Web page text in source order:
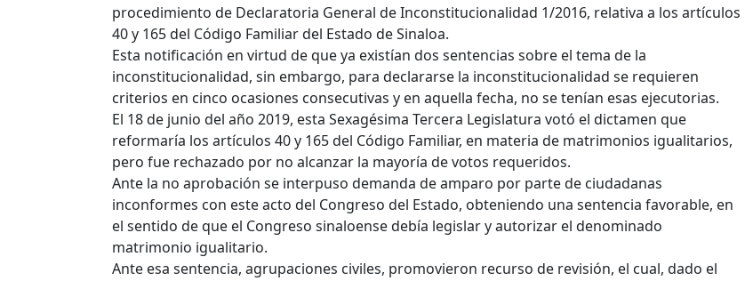
procedimiento de Declaratoria General de Inconstitucionalidad 1/2016, relativa a los artículos
40 y 165 del Código Familiar del Estado de Sinaloa.
Esta notificación en virtud de que ya existían dos sentencias sobre el tema de la
inconstitucionalidad, sin embargo, para declararse la inconstitucionalidad se requieren
criterios en cinco ocasiones consecutivas y en aquella fecha, no se tenían esas ejecutorias.
El 18 de junio del año 2019, esta Sexagésima Tercera Legislatura votó el dictamen que
reformaría los artículos 40 y 165 del Código Familiar, en materia de matrimonios igualitarios,
pero fue rechazado por no alcanzar la mayoría de votos requeridos.
Ante la no aprobación se interpuso demanda de amparo por parte de ciudadanas
inconformes con este acto del Congreso del Estado, obteniendo una sentencia favorable, en
el sentido de que el Congreso sinaloense debía legislar y autorizar el denominado
matrimonio igualitario.
Ante esa sentencia, agrupaciones civiles, promovieron recurso de revisión, el cual, dado el